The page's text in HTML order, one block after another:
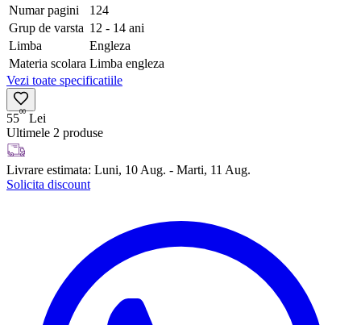
Numar pagini
124
Grup de varsta 12 - 14 ani
Limba
Engleza
Materia scolara Limba engleza
Vezi toate specificatiile
5500 Lei
Ultimele 2 produse
Livrare estimata: Luni, 10 Aug. - Marti, 11 Aug.
Solicita discount